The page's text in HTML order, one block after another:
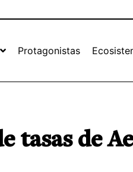
Protagonistas
tasas de